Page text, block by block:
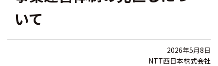
いて
2026年5月8日
NTT西日本株式会社